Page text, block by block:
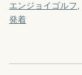
エンジョイゴルフ
発着